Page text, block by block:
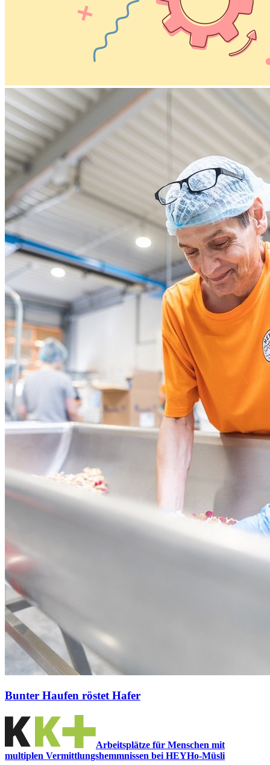
Bunter Haufen röstet Hafer
Arbeitsplätze für Menschen mit
multiplen Vermittlungshemmnissen bei HEYHo-Müsli